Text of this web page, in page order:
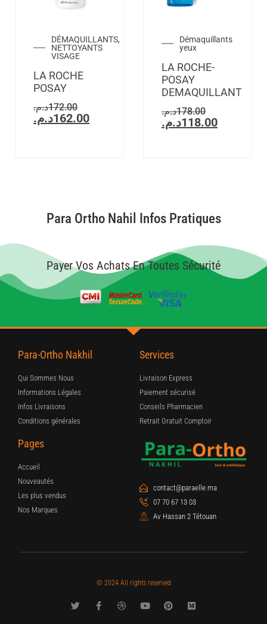
DÉMAQUILLANTS,
NETTOYANTS
VISAGE
LA ROCHE
POSAY
172.00د.م.
162.00د.م.
Démaquillants
yeux
LA ROCHE-
POSAY
DEMAQUILLANT
178.00د.م.
118.00د.م.
Para Ortho Nahil Infos Pratiques
Payer Vos Achats En Toutes Sécurité
Para-Ortho Nakhil
Qui Sommes Nous
Informations Légales
Infos Livraisons
Conditions générales
Services
Livraison Express
Paiement sécurisé
Conseils Pharmacien
Retrait Gratuit Comptoir
Pages
Accueil
Nouveautés
Les plus vendus
Nos Marques
contact@paraelle.ma
07 70 67 13 03
Av Hassan 2 Tétouan
© 2024 All rights reserved